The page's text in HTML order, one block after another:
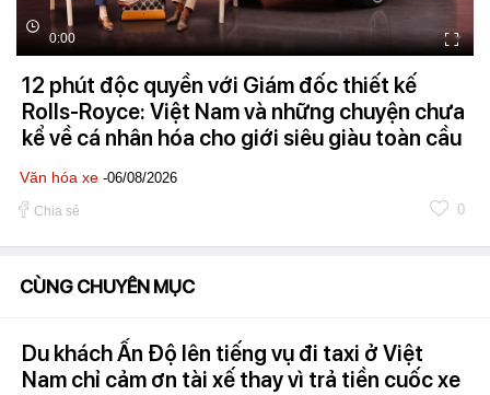
0:00
12 phút độc quyền với Giám đốc thiết kế
Rolls-Royce: Việt Nam và những chuyện chưa
kể về cá nhân hóa cho giới siêu giàu toàn cầu
Văn hóa xe -06/08/2026
Chia sẻ 0
CÙNG CHUYÊN MỤC
Du khách Ấn Độ lên tiếng vụ đi taxi ở Việt
Nam chỉ cảm ơn tài xế thay vì trả tiền cuốc xe